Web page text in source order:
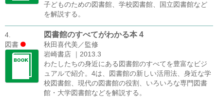
子どものための図書館、学校図書館、国立図書館など
を解説する。
4.
図書
図書館のすべてがわかる本 4
秋田喜代美／監修
岩崎書店 ｜2013.3
わたしたちの身近にある図書館のすべてを豊富なビジ
ュアルで紹介。4は、図書館の新しい活用法、身近な学
校図書館、現代の図書館の役割、いろいろな専門図書
館・大学図書館などを解説する。